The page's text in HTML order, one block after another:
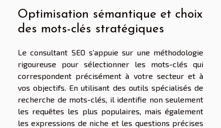
Optimisation sémantique et choix
des mots-clés stratégiques
Le consultant SEO s’appuie sur une méthodologie
rigoureuse pour sélectionner les mots-clés qui
correspondent précisément à votre secteur et à
vos objectifs. En utilisant des outils spécialisés de
recherche de mots-clés, il identifie non seulement
les requêtes les plus populaires, mais également
les expressions de niche et les questions précises